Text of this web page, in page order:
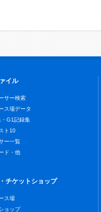
イル
サー検索
ス場データ
G1記録集
ト10
ー一覧
ド・他
チケットショップ
ス場
ョップ